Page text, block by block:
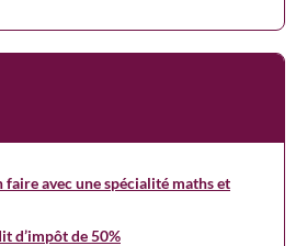
avec une spécialité maths et
d’impôt de 50%